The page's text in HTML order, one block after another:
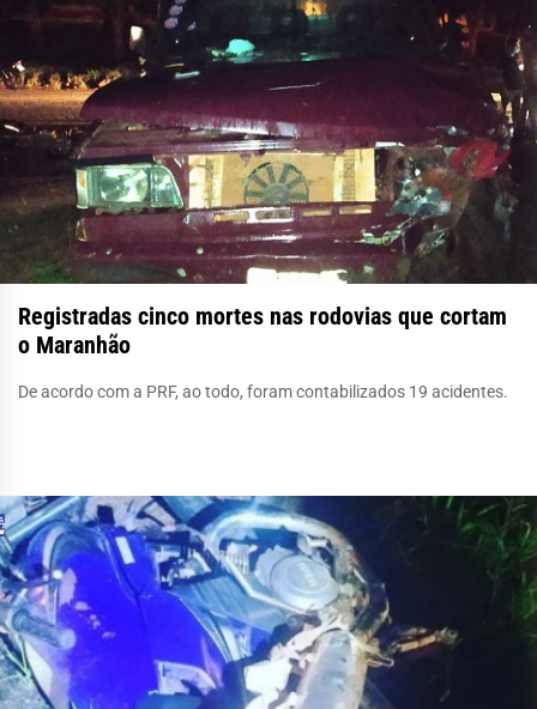
Registradas cinco mortes nas rodovias que cortam
o Maranhão
De acordo com a PRF, ao todo, foram contabilizados 19 acidentes.